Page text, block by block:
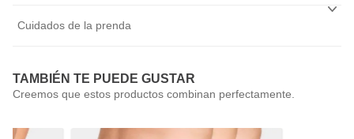
Cuidados de la prenda
TAMBIÉN TE PUEDE GUSTAR